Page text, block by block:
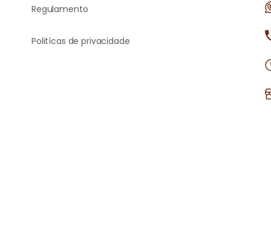
Regulamento
Politícas de privacidade